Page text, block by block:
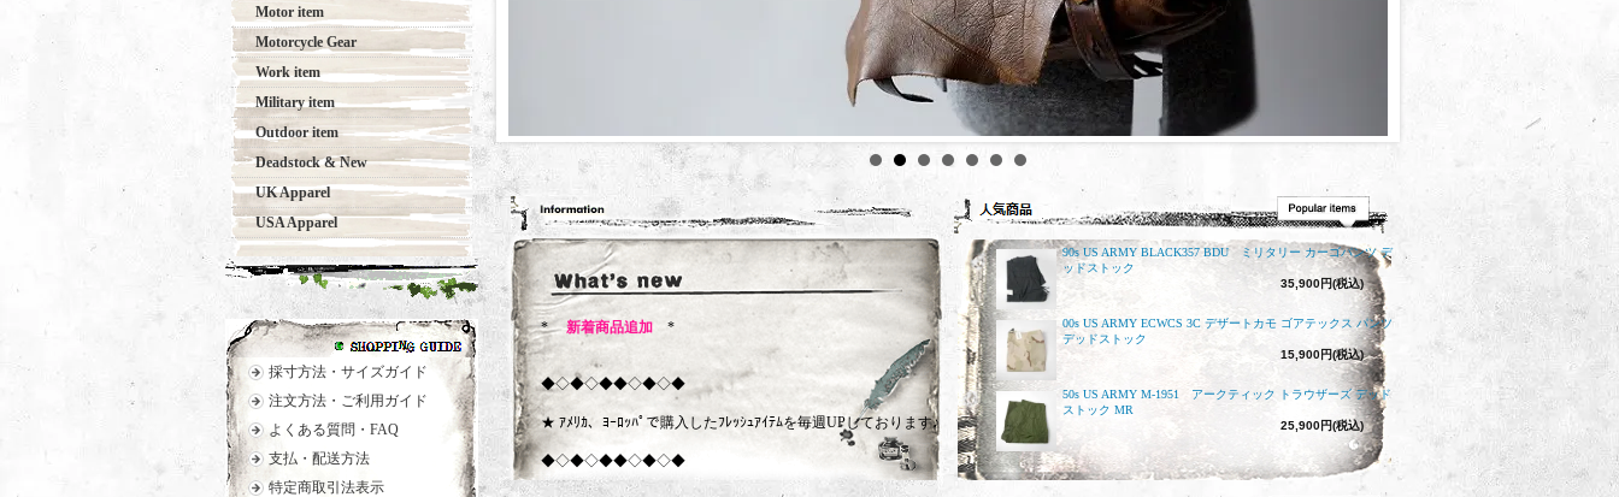
Motor item
Motorcycle Gear
Work item
Military item
Outdoor item
Deadstock & New
UK Apparel
USA Apparel
採寸方法・サイズガイド
注文方法・ご利用ガイド
よくある質問・FAQ
支払・配送方法
特定商取引法表示
*新着商品追加 *
◆◇◆◇◆◆◇◆◇◆
★ ｱﾒﾘｶ、ﾖｰﾛｯﾊﾟで購入したﾌﾚｯｼｭｱｲﾃﾑを毎週UPしております♪
◆◇◆◇◆◆◇◆◇◆
90s US ARMY BLACK357 BDU ミリタリー カーゴパンツ デ
ッドストック
35,900円(税込)
00s US ARMY ECWCS 3C デザートカモ ゴアテックス パンツ
デッドストック
15,900円(税込)
50s US ARMY M-1951 アークティック トラウザーズ デッド
ストック MR
25,900円(税込)